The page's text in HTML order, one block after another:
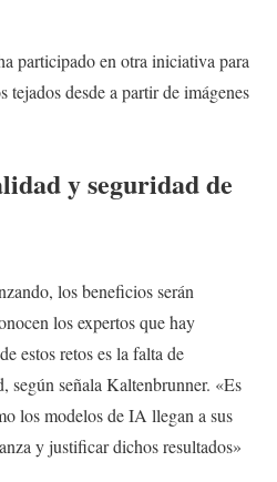
participado en otra iniciativa para
tejados desde a partir de imágenes
y seguridad de
los beneficios serán
los expertos que hay
estos retos es la falta de
según señala Kaltenbrunner. «Es
los modelos de IA llegan a sus
y justificar dichos resultados»